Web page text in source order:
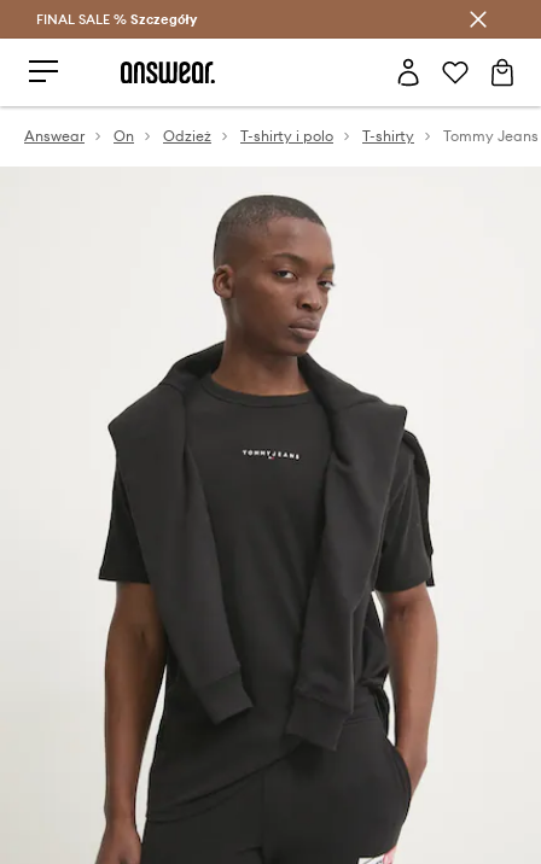
Oszczędzaj z Answear Club >
FINAL SALE % Szczegóły
Answear On Odzież T-shirty i polo T-shirty Tommy